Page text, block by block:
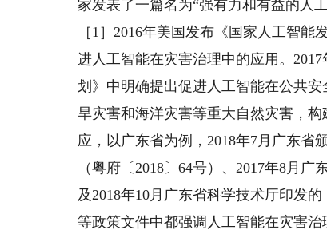
家发表了一篇名为“强有力和有益的人
［1］2016年美国发布《国家人工智
进人工智能在灾害治理中的应用。
划》中明确提出促进人工智能在公共
旱灾害和海洋灾害等重大自然灾害，
应，以广东省为例，2018年7月广东省
（粤府〔2018〕64号）、2017年8月
及2018年10月广东省科学技术厅印发
等政策文件中都强调人工智能在灾害